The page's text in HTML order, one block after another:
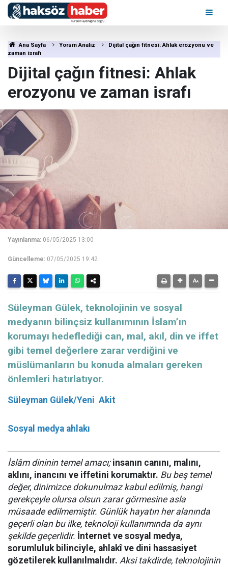
Ana Sayfa Yorum Analiz
Dijital çağın fitnesi: Ahlak erozyonu ve
zaman israfı
Dijital çağın fitnesi: Ahlak
erozyonu ve zaman israfı
Yayınlanma: 06/05/2025 13:00
Güncelleme: 07/05/2025 19:42
Süleyman Gülek, teknolojinin ve sosyal
medyanın bilinçsiz kullanımının İslam’ın
korumayı hedeflediği can, mal, akıl, din ve iffet
gibi temel değerlere zarar verdiğini ve
müslümanların bu konuda almaları gereken
önlemleri hatırlatıyor.
Süleyman Gülek/Yeni Akit
Sosyal medya ahlakı
İslâm dininin temel amacı; insanın canını, malını,
aklını, inancını ve iffetini korumaktır. Bu beş temel
değer, dinimizce dokunulmaz kabul edilmiş, hangi
gerekçeyle olursa olsun zarar görmesine asla
müsaade edilmemiştir. Günlük hayatın her alanında
geçerli olan bu ilke, teknoloji kullanımında da aynı
şekilde geçerlidir. İnternet ve sosyal medya,
sorumluluk bilinciyle, ahlakî ve dini hassasiyet
gözetilerek kullanılmalıdır. Aksi takdirde, teknolojinin